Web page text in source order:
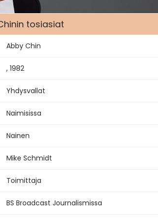
tosiasiat
Abby Chin
, 1982
Yhdysvallat
Naimisissa
Nainen
Mike Schmidt
Toimittaja
BS Broadcast Journalismissa